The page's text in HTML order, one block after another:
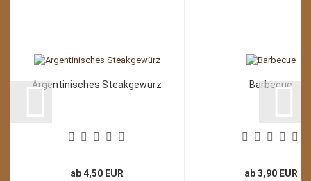
Argentinisches Steakgewürz
ab 4,50 EUR
Barbecue
ab 3,90 EUR